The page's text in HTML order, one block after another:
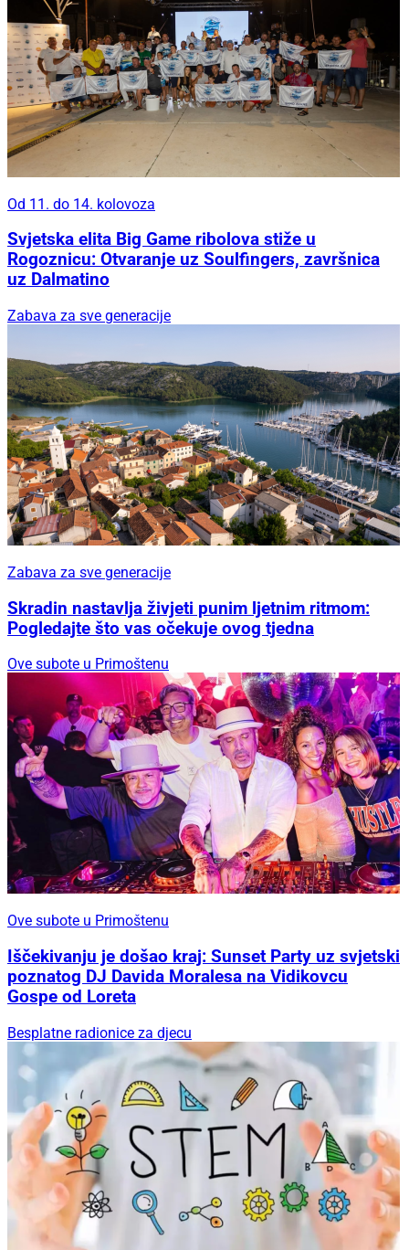
Od 11. do 14. kolovoza
Svjetska elita Big Game ribolova stiže u
Rogoznicu: Otvaranje uz Soulfingers, završnica
uz Dalmatino
Zabava za sve generacije
Zabava za sve generacije
Skradin nastavlja živjeti punim ljetnim ritmom:
Pogledajte što vas očekuje ovog tjedna
Ove subote u Primoštenu
Ove subote u Primoštenu
Iščekivanju je došao kraj: Sunset Party uz svjetski
poznatog DJ Davida Moralesa na Vidikovcu
Gospe od Loreta
Besplatne radionice za djecu